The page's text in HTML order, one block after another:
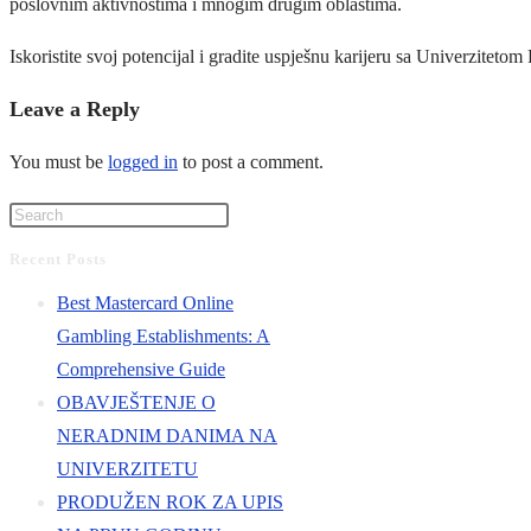
Iskoristite svoj potencijal i gradite uspješnu karijeru sa Univerzitetom
Leave a Reply
You must be logged in to post a comment.
Best Mastercard Online
Gambling Establishments: A
Comprehensive Guide
OBAVJEŠTENJE O
NERADNIM DANIMA NA
UNIVERZITETU
PRODUŽEN ROK ZA UPIS